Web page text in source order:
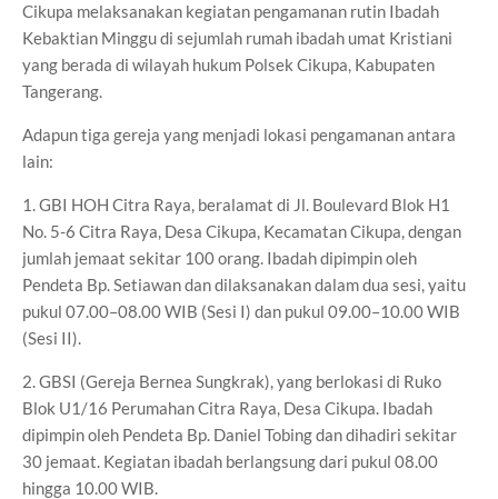
Cikupa melaksanakan kegiatan pengamanan rutin Ibadah
Kebaktian Minggu di sejumlah rumah ibadah umat Kristiani
yang berada di wilayah hukum Polsek Cikupa, Kabupaten
Tangerang.
Adapun tiga gereja yang menjadi lokasi pengamanan antara
lain:
1. GBI HOH Citra Raya, beralamat di Jl. Boulevard Blok H1
No. 5-6 Citra Raya, Desa Cikupa, Kecamatan Cikupa, dengan
jumlah jemaat sekitar 100 orang. Ibadah dipimpin oleh
Pendeta Bp. Setiawan dan dilaksanakan dalam dua sesi, yaitu
pukul 07.00–08.00 WIB (Sesi I) dan pukul 09.00–10.00 WIB
(Sesi II).
2. GBSI (Gereja Bernea Sungkrak), yang berlokasi di Ruko
Blok U1/16 Perumahan Citra Raya, Desa Cikupa. Ibadah
dipimpin oleh Pendeta Bp. Daniel Tobing dan dihadiri sekitar
30 jemaat. Kegiatan ibadah berlangsung dari pukul 08.00
hingga 10.00 WIB.